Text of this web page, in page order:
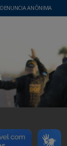
DENUNCIA ANÔNIMA